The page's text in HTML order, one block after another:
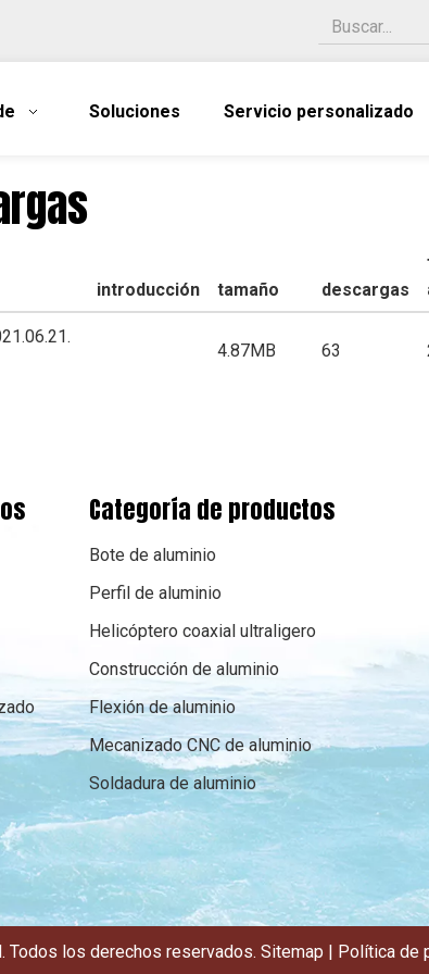
Soluciones Servicio personalizado
introducción tamaño descargas
4.87MB 63
Categoría de productos
Bote de aluminio
Perfil de aluminio
Helicóptero coaxial ultraligero
Construcción de aluminio
Flexión de aluminio
Mecanizado CNC de aluminio
Soldadura de aluminio
Todos los derechos reservados. Sitemap | Política de